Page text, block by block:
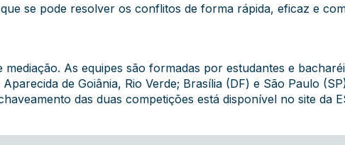
se pode resolver os conflitos de forma rápida, eficaz e
mediação. As equipes são formadas por estudantes e
de Goiânia, Rio Verde; Brasília (DF) e São Paulo
das duas competições está disponível no site da